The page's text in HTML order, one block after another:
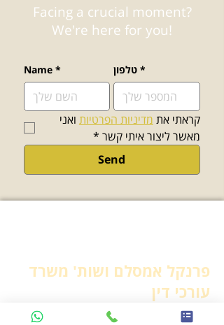
Facing a crucial moment?
We're here for you!
Name * טלפון *
קראתי את מדיניות הפרטיות
מאשר ליצור איתי קשר *
Send
פרנקל אמסלם ושות' משרד
עורכי דין